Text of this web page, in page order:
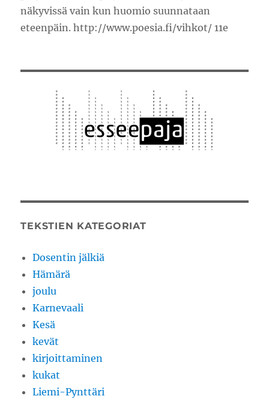
näkyvissä vain kun huomio suunnataan
eteenpäin. http://www.poesia.fi/vihkot/ 11e
TEKSTIEN KATEGORIAT
Dosentin jälkiä
Hämärä
joulu
Karnevaali
Kesä
kevät
kirjoittaminen
kukat
Liemi-Pynttäri